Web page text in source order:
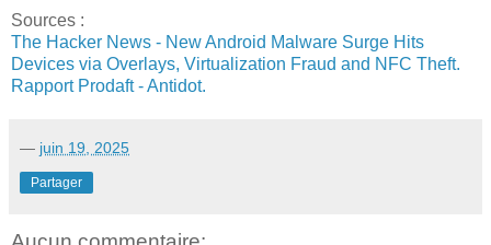
Sources :
The Hacker News - New Android Malware Surge Hits
Devices via Overlays, Virtualization Fraud and NFC Theft.
Rapport Prodaft - Antidot.
— juin 19, 2025
Partager